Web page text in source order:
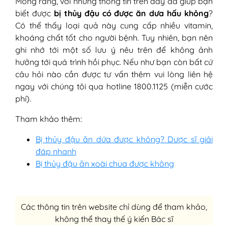
biết đượcbị thủy đậu có được ăn dưa hấu không?
Có thể thấy loại quả này cung cấp nhiều vitamin,
khoáng chất tốt cho người bệnh. Tuy nhiên, bạn nên
ghi nhớ tới một số lưu ý nêu trên để không ảnh
hưởng tới quá trình hồi phục. Nếu như bạn còn bất cứ
câu hỏi nào cần được tư vấn thêm vui lòng liên hệ
ngay với chúng tôi qua hotline 1800.1125 (miễn cước
phí).
Tham khảo thêm:
Bị thủy đậu ăn dứa được không? Dược sĩ giải
đáp nhanh
Bị thủy đậu ăn xoài chua được không
Các thông tin trên website chỉ dùng để tham khảo,
không thể thay thế ý kiến Bác sĩ